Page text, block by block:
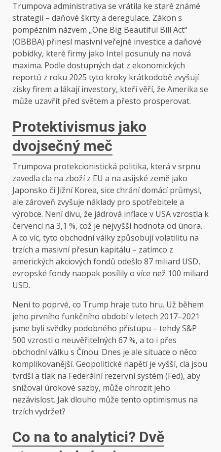
Trumpova administrativa se vrátila ke staré známé
strategii – daňové škrty a deregulace. Zákon s
pompézním názvem „One Big Beautiful Bill Act“
(OBBBA) přinesl masivní veřejné investice a daňové
pobídky, které firmy jako Intel posunuly na nová
maxima. Podle dostupných dat z ekonomických
reportů z roku 2025 tyto kroky krátkodobě zvyšují
zisky firem a lákají investory, kteří věří, že Amerika se
může uzavřít před světem a přesto prosperovat.
Protektivismus jako
dvojsečný meč
Trumpova protekcionistická politika, která v srpnu
zavedla cla na zboží z EU a na asijské země jako
Japonsko či Jižní Korea, sice chrání domácí průmysl,
ale zároveň zvyšuje náklady pro spotřebitele a
výrobce. Není divu, že jádrová inflace v USA vzrostla k
červenci na 3,1 %, což je nejvyšší hodnota od února.
A co víc, tyto obchodní války způsobují volatilitu na
trzích a masivní přesun kapitálu – zatímco z
amerických akciových fondů odešlo 87 miliard USD,
evropské fondy naopak posílily o více než 100 miliard
USD.
Není to poprvé, co Trump hraje tuto hru. Už během
jeho prvního funkčního období v letech 2017–2021
jsme byli svědky podobného přístupu – tehdy S&P
500 vzrostl o neuvěřitelných 67 %, a to i přes
obchodní válku s Čínou. Dnes je ale situace o něco
komplikovanější. Geopolitické napětí je vyšší, cla jsou
tvrdší a tlak na Federální rezervní systém (Fed), aby
snižoval úrokové sazby, může ohrozit jeho
nezávislost. Jak dlouho může tento optimismus na
trzích vydržet?
Co na to analytici? Dvě